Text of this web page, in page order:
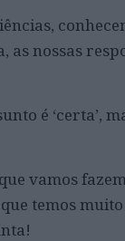
as nossas
é ‘certa’,
vamos
temos